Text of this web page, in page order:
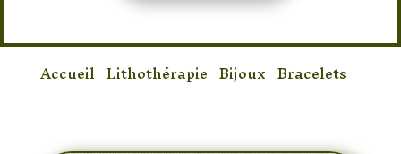
Accueil Lithothérapie Bijoux Bracelets